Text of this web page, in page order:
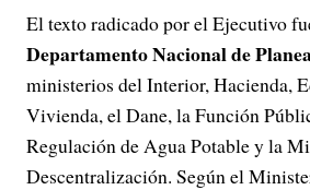
El texto radicado por el Ejecutivo
Departamento Nacional de
ministerios del Interior, Hacienda,
Vivienda, el Dane, la Función
Regulación de Agua Potable y la
Descentralización. Según el